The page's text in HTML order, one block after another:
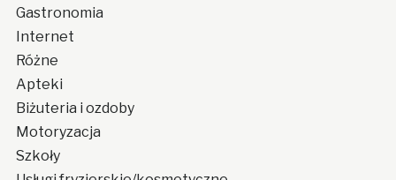
Gastronomia
Internet
Różne
Apteki
Biżuteria i ozdoby
Motoryzacja
Szkoły